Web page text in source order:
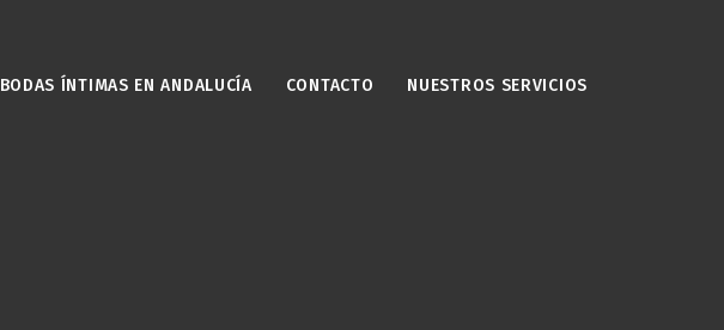
BODAS ÍNTIMAS EN ANDALUCÍA CONTACTO NUESTROS SERVICIOS